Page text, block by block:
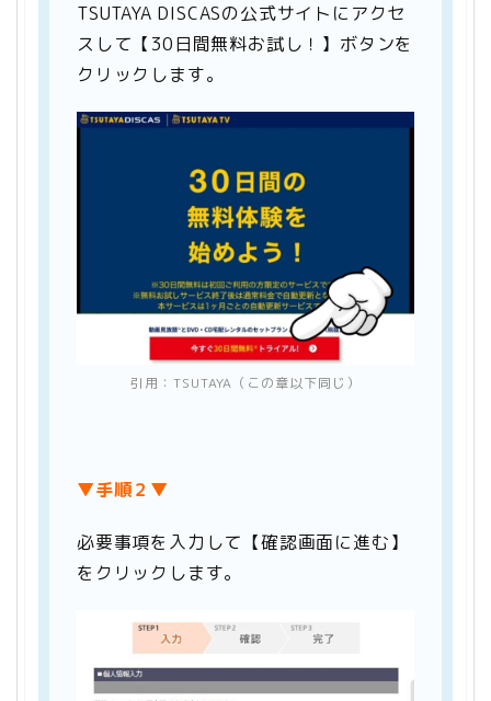
TSUTAYA DISCASの公式サイトにアクセ
スして【30日間無料お試し！】ボタンを
クリックします。
引用： TSUTAYA （この章以下同じ）
▼手順２▼
必要事項を入力して【確認画面に進む】
をクリックします。